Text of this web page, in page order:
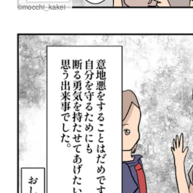
©mocchi_kakei